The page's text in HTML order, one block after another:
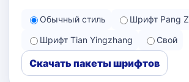
Обычный стиль
Шрифт Pang
Шрифт Tian Yingzhang
Свой
Скачать пакеты шрифтов